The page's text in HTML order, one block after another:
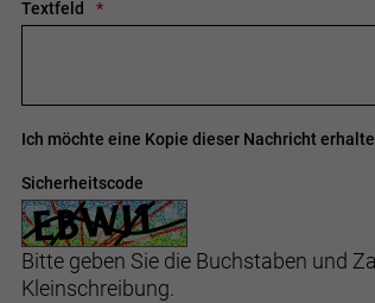
Textfeld
Ich möchte eine Kopie dieser Nachricht
Sicherheitscode
Bitte geben Sie die Buchstaben und
Kleinschreibung.